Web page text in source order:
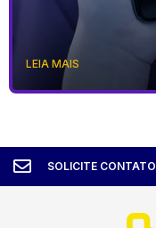
LEIA MAIS
SOLICITE CONTATO